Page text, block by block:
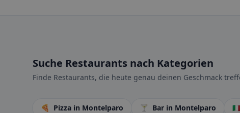
Suche Restaurants nach Kategorien
Finde Restaurants, die heute genau deinen Geschmack
🍕 Pizza in Montelparo 🍸 Bar in Montelparo